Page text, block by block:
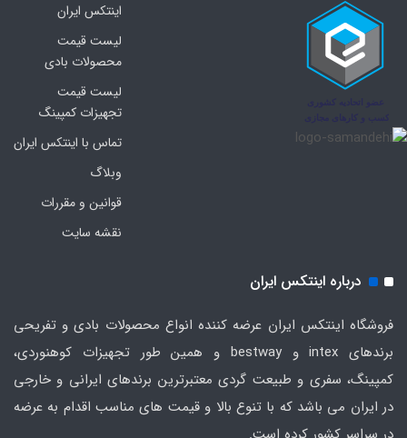
اینتکس ایران
لیست قیمت
محصولات بادی
لیست قیمت
تجهیزات کمپینگ
تماس با اینتکس ایران
وبلاگ
قوانین و مقررات
نقشه سایت
درباره اینتکس ایران
فروشگاه اینتکس ایران عرضه کننده انواع محصولات بادی و تفریحی
برندهای intex و bestway و همین طور تجهیزات کوهنوردی،
کمپینگ، سفری و طبیعت گردی معتبرترین برندهای ایرانی و خارجی
در ایران می باشد که با تنوع بالا و قیمت های مناسب اقدام به عرضه